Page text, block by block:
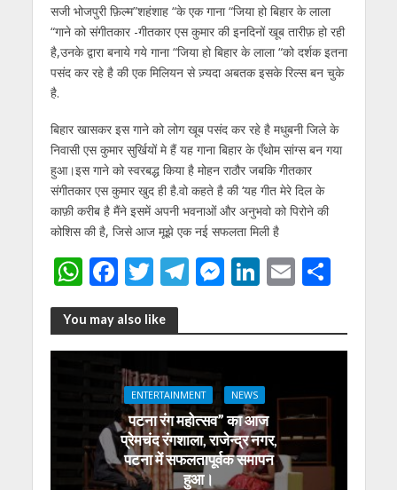
सजी भोजपुरी फ़िल्म”शहंशाह “के एक गाना “जिया हो बिहार के लाला
“गाने को संगीतकार -गीतकार एस कुमार की इनदिनों खूब तारीफ़ हो रही
है,उनके द्वारा बनाये गये गाना “जिया हो बिहार के लाला “को दर्शक इतना
पसंद कर रहे है की एक मिलियन से ज़्यदा अबतक इसके रिल्स बन चुके
है.
बिहार खासकर इस गाने को लोग खूब पसंद कर रहे है मधुबनी जिले के
निवासी एस कुमार सुर्खियों मे हैं यह गाना बिहार के एँथोम सांग्स बन गया
हुआ।इस गाने को स्वरबद्ध किया है मोहन राठौर जबकि गीतकार
संगीतकार एस कुमार खुद ही है.वो कहते है की ‘यह गीत मेरे दिल के
काफ़ी करीब है मैंने इसमें अपनी भवनाओं और अनुभवो को पिरोने की
कोशिस की है, जिसे आज मूझे एक नई सफलता मिली है
W
h
at
s
p
F
ac
e
b
o
o
k
T
w
itt
er
T
e
gr
a
m
M
ss
e
n
g
er
Li
k
e
dI
n
E
ai
l
S
ar
e
You may also like
ENTERTAINMENT NEWS
पटना रंग महोत्सव” का आज
प्रेमचंद रंगशाला, राजेन्द्र नगर,
पटना में सफलतापूर्वक समापन
हुआ।